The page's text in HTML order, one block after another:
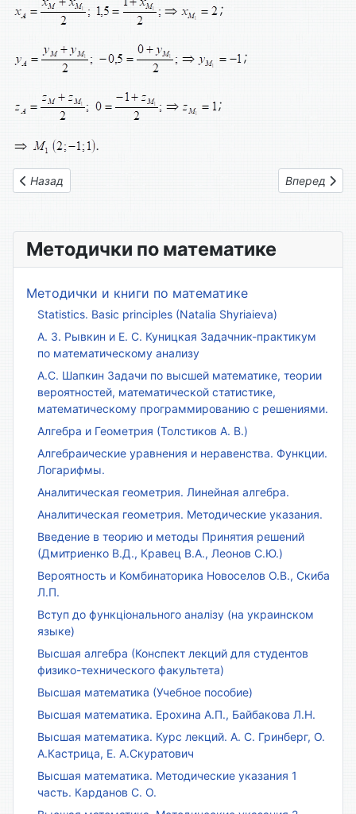
Методички по математике
Методички и книги по математике
Statistics. Basic principles (Natalia Shyriaieva)
А. З. Рывкин и Е. С. Куницкая Задачник-практикум
по математическому анализу
А.С. Шапкин Задачи по высшей математике, теории
вероятностей, математической статистике,
математическому программированию с решениями.
Алгебра и Геометрия (Толстиков А. В.)
Алгебраические уравнения и неравенства. Функции.
Логарифмы.
Аналитическая геометрия. Линейная алгебра.
Аналитическая геометрия. Методические указания.
Введение в теорию и методы Принятия решений
(Дмитриенко В.Д., Кравец В.А., Леонов С.Ю.)
Вероятность и Комбинаторика Новоселов О.В., Скиба
Л.П.
Вступ до функціонального аналізу (на украинском
языке)
Высшая алгебра (Конспект лекций для студентов
физико-технического факультета)
Высшая математика (Учебное пособие)
Высшая математика. Ерохина А.П., Байбакова Л.Н.
Высшая математика. Курс лекций. А. С. Гринберг, О.
А.Кастрица, Е. А.Скуратович
Высшая математика. Методические указания 1
часть. Карданов С. О.
;
;
;
.
Предыдущий: Вариант № 04
Назад Вперед